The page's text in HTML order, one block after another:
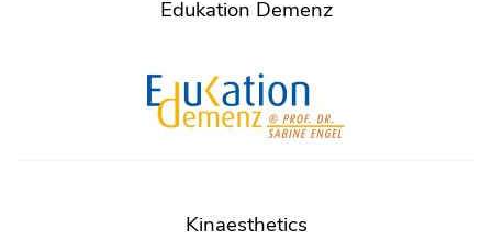
Edukation Demenz
Kinaesthetics